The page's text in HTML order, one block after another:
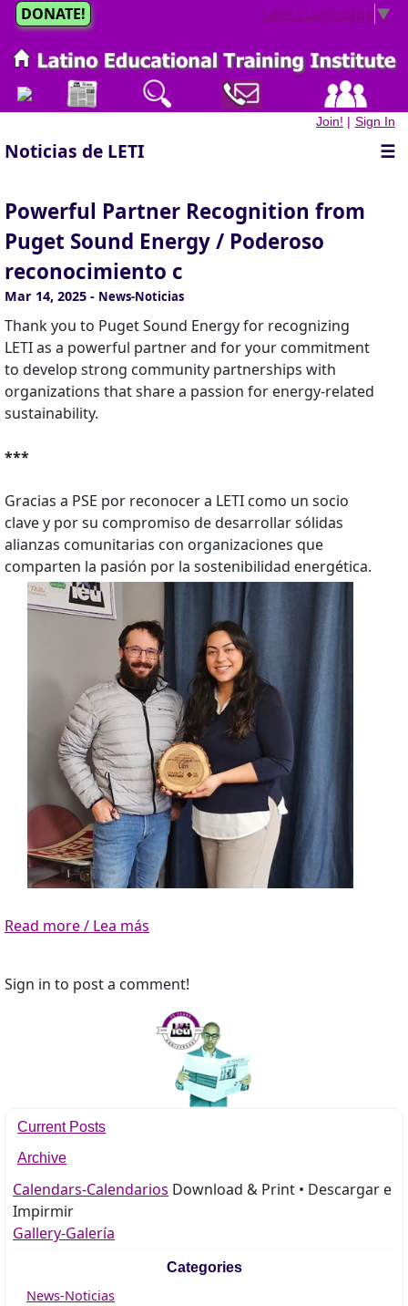
Select Language ▼
DONATE!
Join! | Sign In
Noticias de LETI ☰
Powerful Partner Recognition from
Puget Sound Energy / Poderoso
reconocimiento c
Mar 14, 2025 - News-Noticias
Thank you to Puget Sound Energy for recognizing
LETI as a powerful partner and for your commitment
to develop strong community partnerships with
organizations that share a passion for energy-related
sustainability.
***
Gracias a PSE por reconocer a LETI como un socio
clave y por su compromiso de desarrollar sólidas
alianzas comunitarias con organizaciones que
comparten la pasión por la sostenibilidad energética.
Read more / Lea más
Sign in to post a comment!
Current Posts
Archive
Calendars-Calendarios Download & Print • Descargar e
Impirmir
Gallery-Galería
Categories
News-Noticias